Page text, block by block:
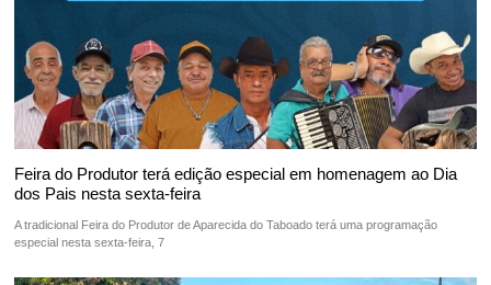
Feira do Produtor terá edição especial em homenagem ao Dia
dos Pais nesta sexta-feira
A tradicional Feira do Produtor de Aparecida do Taboado terá uma programação
especial nesta sexta-feira, 7